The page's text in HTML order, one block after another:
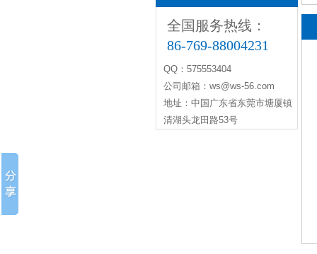
全国服务热线：
86-769-88004231
QQ：575553404
公司邮箱：ws@ws-56.com
地址：中国广东省东莞市塘厦镇
清湖头龙田路53号